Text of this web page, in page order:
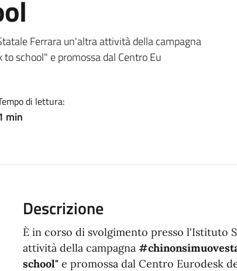
Ferrara un'altra attività della campagna
school" e promossa dal Centro Eu
di lettura:
min
Descrizione
È in corso di svolgimento presso l'Istituto
attività della campagna
school" e promossa dal Centro Eurodesk